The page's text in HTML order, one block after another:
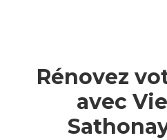
Rénovez
avec